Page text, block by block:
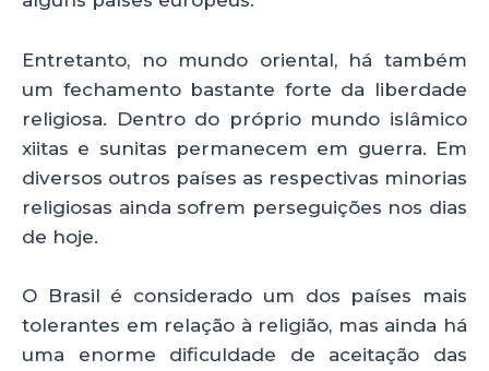
Entretanto, no mundo oriental, há também
um fechamento bastante forte da liberdade
religiosa. Dentro do próprio mundo islâmico
xiitas e sunitas permanecem em guerra. Em
diversos outros países as respectivas minorias
religiosas ainda sofrem perseguições nos dias
de hoje.
O Brasil é considerado um dos países mais
tolerantes em relação à religião, mas ainda há
uma enorme dificuldade de aceitação das